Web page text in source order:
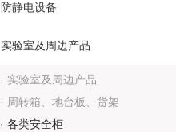
防静电设备
实验室及周边产品
· 实验室及周边产品
· 周转箱、地台板、货架
· 各类安全柜